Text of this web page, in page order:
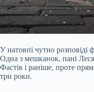
У натовпі чутно розповіді
Одна з мешканок, пані
Фастів і раніше, проте
три роки.